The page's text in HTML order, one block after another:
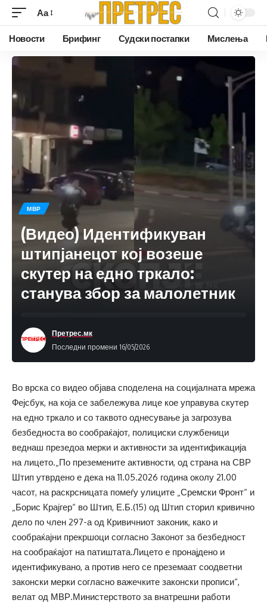
Аа
Новости Брифинг Судски постапки Мислења
МВР
(Видео) Идентификуван
штипјанецот кој возеше
скутер на едно тркало:
станува збор за малолетник
Последни промени 16/05/2026
Претрес.мк
Во врска со видео објава споделена на социјалната мрежа
Фејсбук, на која се забележува лице кое управува скутер
на едно тркало и со таквото однесување ја загрозува
безбедноста во сообраќајот, полициски службеници
веднаш презедоа мерки и активности за идентификација
на лицето.„По преземените активности, од страна на СВР
Штип утврдено е дека на 11.05.2026 година околу 21.00
часот, на раскрсницата помеѓу улиците „Сремски Фронт“ и
„Борис Крајгер“ во Штип, Е.Б.(15) од Штип сторил кривично
дело по член 297-а од Кривичниот законик, како и
сообраќајни прекршоци согласно Законот за безбедност
на сообраќајот на патиштата.Лицето е пронајдено и
идентификувано, а против него се преземаат соодветни
законски мерки согласно важечките законски прописи“,
велат од МВР.Министерството за внатрешни работи